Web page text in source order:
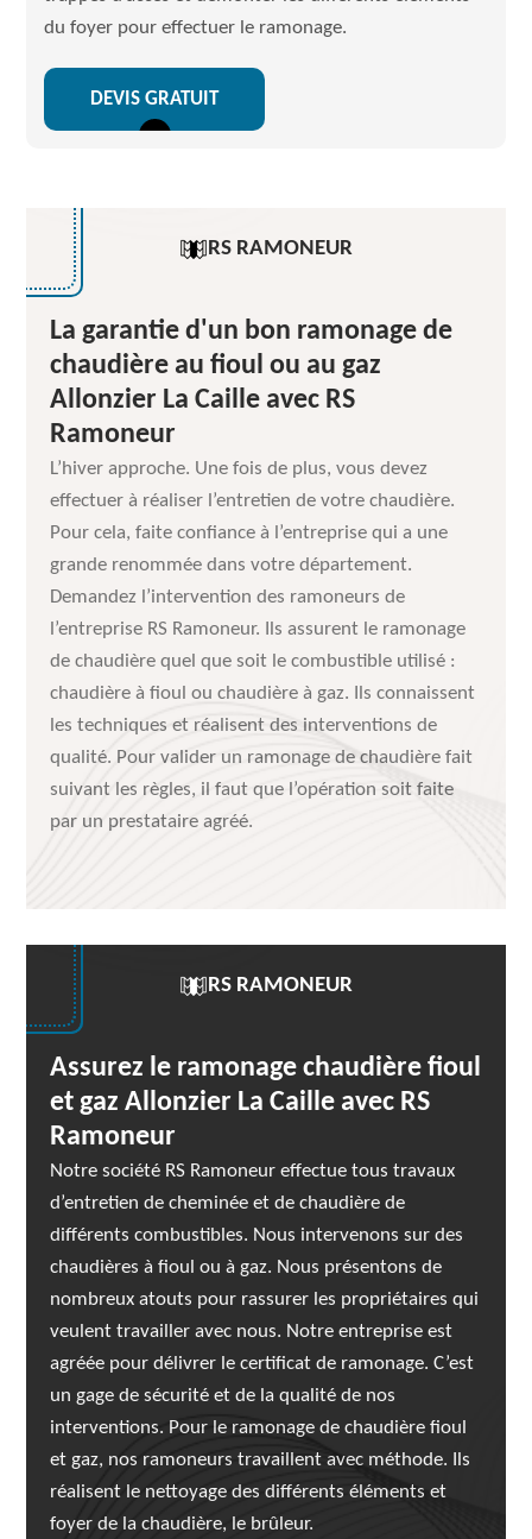
du foyer pour effectuer le ramonage.
DEVIS GRATUIT
RS RAMONEUR
La garantie d'un bon ramonage de
chaudière au fioul ou au gaz
Allonzier La Caille avec RS
Ramoneur
L’hiver approche. Une fois de plus, vous devez
effectuer à réaliser l’entretien de votre chaudière.
Pour cela, faite confiance à l’entreprise qui a une
grande renommée dans votre département.
Demandez l’intervention des ramoneurs de
l’entreprise RS Ramoneur. Ils assurent le ramonage
de chaudière quel que soit le combustible utilisé :
chaudière à fioul ou chaudière à gaz. Ils connaissent
les techniques et réalisent des interventions de
qualité. Pour valider un ramonage de chaudière fait
suivant les règles, il faut que l’opération soit faite
par un prestataire agréé.
RS RAMONEUR
Assurez le ramonage chaudière fioul
et gaz Allonzier La Caille avec RS
Ramoneur
Notre société RS Ramoneur effectue tous travaux
d’entretien de cheminée et de chaudière de
différents combustibles. Nous intervenons sur des
chaudières à fioul ou à gaz. Nous présentons de
nombreux atouts pour rassurer les propriétaires qui
veulent travailler avec nous. Notre entreprise est
agréée pour délivrer le certificat de ramonage. C’est
un gage de sécurité et de la qualité de nos
interventions. Pour le ramonage de chaudière fioul
et gaz, nos ramoneurs travaillent avec méthode. Ils
réalisent le nettoyage des différents éléments et
foyer de la chaudière, le brûleur.